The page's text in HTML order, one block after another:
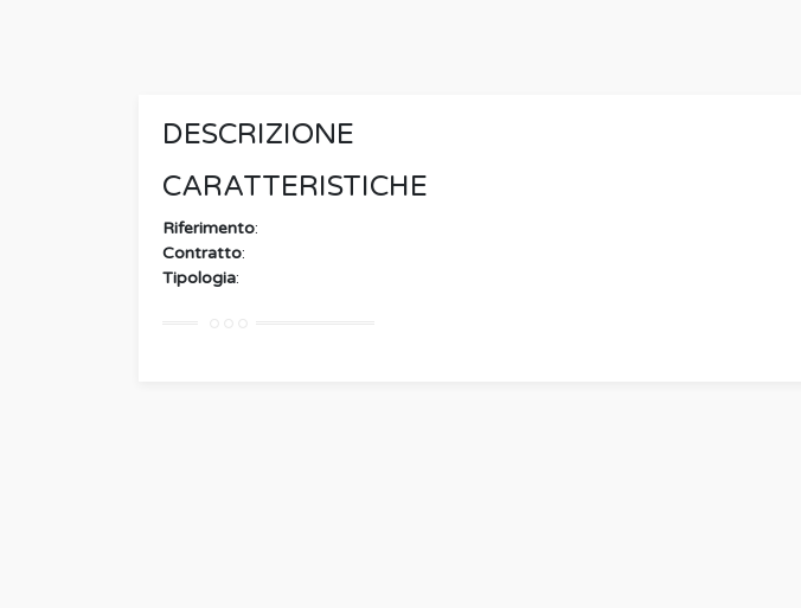
DESCRIZIONE
CARATTERISTICHE
Riferimento:
Contratto:
Tipologia: